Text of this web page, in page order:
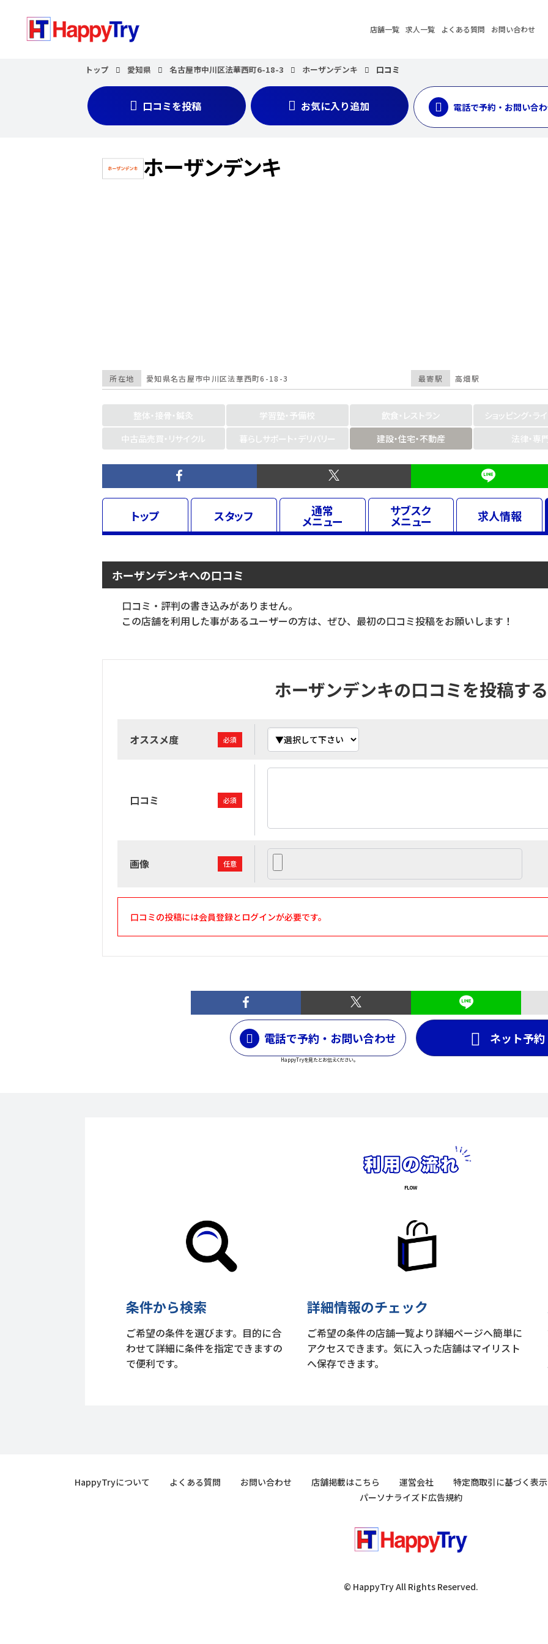
店舗一覧 求人一覧 よくある質問 お問い合わせ
トップ 愛知県 名古屋市中川区法華西町6-18-3 ホーザンデンキ 口コミ
電話で予約・お問い合
口コミを投稿 お気に入り追加
ホーザンデンキ
最寄駅 高畑駅
所在地 愛知県名古屋市中川区法華西町6-18-3
整体・接骨・鍼灸 学習塾・予備校 飲食・レストラン
ショッピング・ラ
中古品売買・リサイクル
暮らしサポート・デリバリー 建設・住宅・不動産 法律・専
トップ スタッフ 通常
メニュー
サブスク
メニュー 求人情報
ホーザンデンキへの口コミ
口コミ・評判の書き込みがありません。
この店舗を利用した事があるユーザーの方は、ぜひ、最初の口コミ投稿をお願いします！
ホーザンデンキの口コミを投稿する
オススメ度 必須
口コミ 必須
画像 任意
口コミの投稿には会員登録とログインが必要です。
ネット予約
電話で予約・お問い合わせ
HappyTryを見たとお伝えください。
条件から検索
ご希望の条件を選びます。目的に合
わせて詳細に条件を指定できますの
で便利です。
詳細情報のチェック
ご希望の条件の店舗一覧より詳細ページへ簡単に
アクセスできます。気に入った店舗はマイリスト
へ保存できます。
HappyTryについて よくある質問 お問い合わせ 店舗掲載はこちら 運営会社
特定商取引に基づく表示
パーソナライズド広告規約
© HappyTry All Rights Reserved.